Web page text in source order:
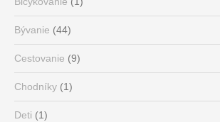
Bývanie (44)
Cestovanie (9)
Chodníky (1)
Deti (1)